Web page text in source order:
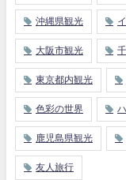
沖縄県観光
大阪市観光
東京都内観光
色彩の世界
鹿児島県観光
友人旅行